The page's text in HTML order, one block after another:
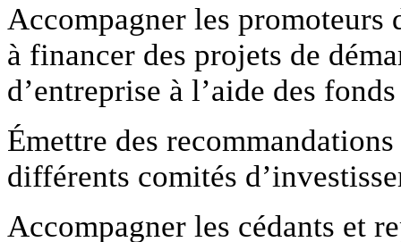
Accompagner les promoteurs
à financer des projets de
d’entreprise à l’aide des
Émettre des
différents comités
Accompagner les cédants et